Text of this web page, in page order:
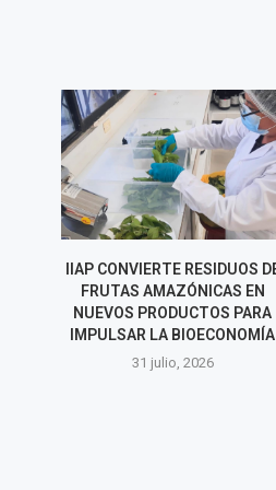
IIAP CONVIERTE RESIDUOS
FRUTAS AMAZÓNICAS EN
NUEVOS PRODUCTOS PARA
IMPULSAR LA BIOECONOMÍA
31 julio, 2026